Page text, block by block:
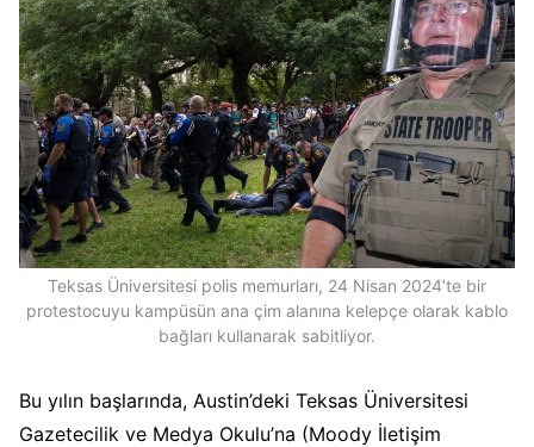
Teksas Üniversitesi polis memurları, 24 Nisan 2024’te bir
protestocuyu kampüsün ana çim alanına kelepçe olarak kablo
bağları kullanarak sabitliyor.
Bu yılın başlarında, Austin’deki Teksas Üniversitesi
Gazetecilik ve Medya Okulu’na (Moody İletişim